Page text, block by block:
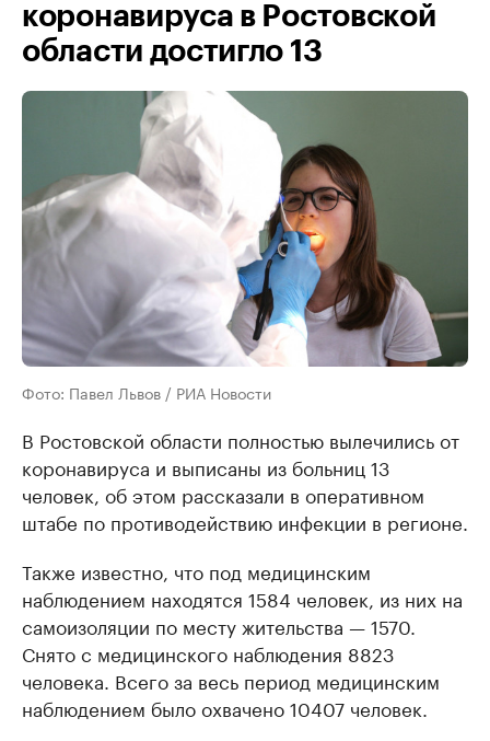
коронавируса в Ростовской
области достигло 13
Фото: Павел Львов / РИА Новости
В Ростовской области полностью вылечились от
коронавируса и выписаны из больниц 13
человек, об этом рассказали в оперативном
штабе по противодействию инфекции в регионе.
Также известно, что под медицинским
наблюдением находятся 1584 человек, из них на
самоизоляции по месту жительства — 1570.
Снято с медицинского наблюдения 8823
человека. Всего за весь период медицинским
наблюдением было охвачено 10407 человек.